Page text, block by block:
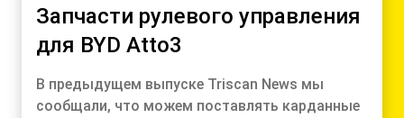
Запчасти рулевого управления
для BYD Atto3
В предыдущем выпуске Triscan News мы
сообщали, что можем поставлять карданные